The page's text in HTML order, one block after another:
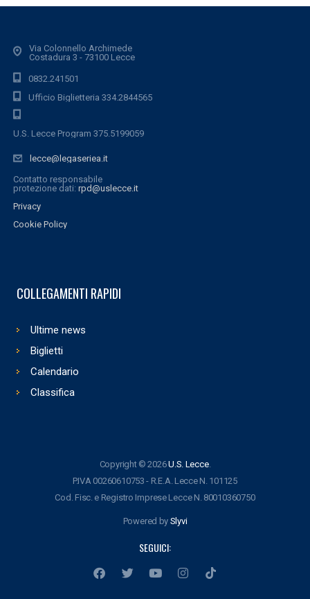
Via Colonnello Archimede
Costadura 3 - 73100 Lecce
0832.241501
Ufficio Biglietteria 334.2844565
U.S. Lecce Program 375.5199059
lecce@legaseriea.it
Contatto responsabile
protezione dati: rpd@uslecce.it
Privacy
Cookie Policy
COLLEGAMENTI RAPIDI
Ultime news
Biglietti
Calendario
Classifica
Copyright © 2026U.S. Lecce.
P.IVA 00260610753 - R.E.A. Lecce N. 101125
Cod. Fisc. e Registro Imprese Lecce N. 80010360750
Powered by Slyvi
SEGUICI: